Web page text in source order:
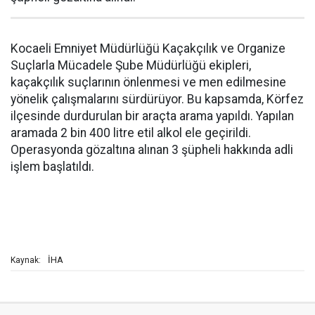
Kocaeli Emniyet Müdürlüğü Kaçakçılık ve Organize
Suçlarla Mücadele Şube Müdürlüğü ekipleri,
kaçakçılık suçlarının önlenmesi ve men edilmesine
yönelik çalışmalarını sürdürüyor. Bu kapsamda, Körfez
ilçesinde durdurulan bir araçta arama yapıldı. Yapılan
aramada 2 bin 400 litre etil alkol ele geçirildi.
Operasyonda gözaltına alınan 3 şüpheli hakkında adli
işlem başlatıldı.
Kaynak: İHA